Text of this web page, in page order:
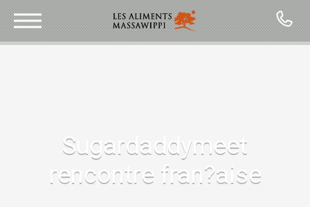
CONTACT
Sugardaddymeet
rencontre fran?aise